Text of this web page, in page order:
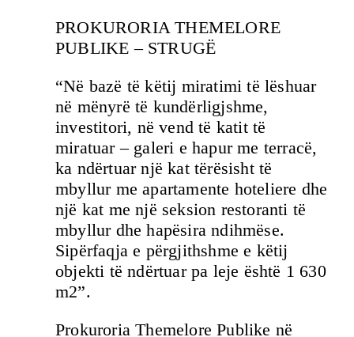
PROKURORIA THEMELORE
PUBLIKE – STRUGË
“Në bazë të këtij miratimi të lëshuar
në mënyrë të kundërligjshme,
investitori, në vend të katit të
miratuar – galeri e hapur me terracë,
ka ndërtuar një kat tërësisht të
mbyllur me apartamente hoteliere dhe
një kat me një seksion restoranti të
mbyllur dhe hapësira ndihmëse.
Sipërfaqja e përgjithshme e këtij
objekti të ndërtuar pa leje është 1 630
m2”.
Prokuroria Themelore Publike në